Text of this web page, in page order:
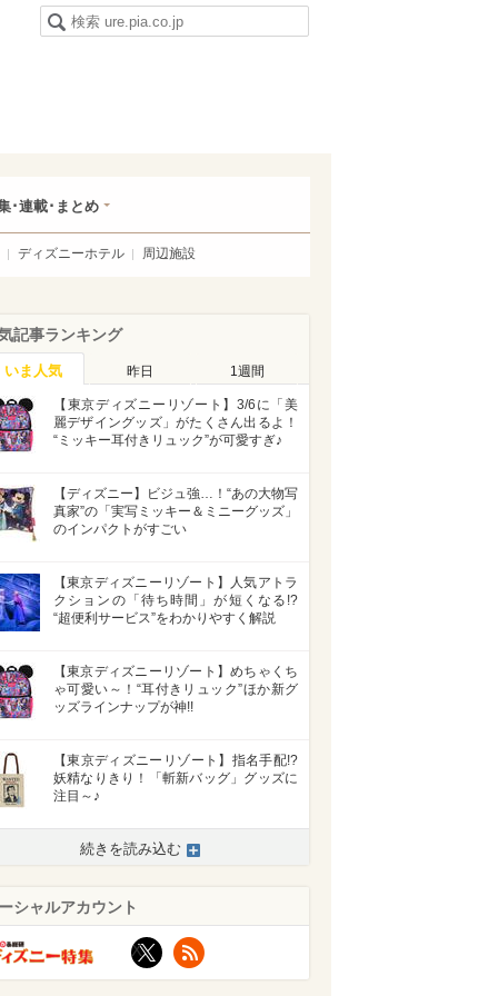
･連載･まとめ
ディズニーホテル 周辺施設
記事ランキング
いま人気 昨日 1週間
【東京ディズニーリゾート】3/6に「美
麗デザイングッズ」がたくさん出るよ！
“ミッキー耳付きリュック”が可愛すぎ♪
【ディズニー】ビジュ強…！“あの大物写
真家”の「実写ミッキー＆ミニーグッズ」
のインパクトがすごい
【東京ディズニーリゾート】人気アトラ
クションの「待ち時間」が短くなる!?
“超便利サービス”をわかりやすく解説
【東京ディズニーリゾート】めちゃくち
ゃ可愛い～！“耳付きリュック”ほか新グ
ッズラインナップが神!!
【東京ディズニーリゾート】指名手配!?
妖精なりきり！「斬新バッグ」グッズに
注目～♪
続きを読み込む
シャルアカウント
X